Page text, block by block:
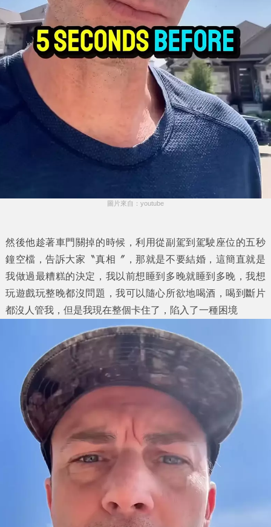
圖片來自：youtube
然後他趁著車門關掉的時候，利用從副駕到駕駛座位的五秒
鐘空檔，告訴大家〝真相〞，那就是不要結婚，這簡直就是
我做過最糟糕的決定，我以前想睡到多晚就睡到多晚，我想
玩遊戲玩整晚都沒問題，我可以隨心所欲地喝酒，喝到斷片
都沒人管我，但是我現在整個卡住了，陷入了一種困境